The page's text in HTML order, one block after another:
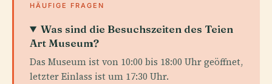
HÄUFIGE FRAGEN
Was sind die Besuchszeiten des Teien
Art Museum?
Das Museum ist von 10:00 bis 18:00 Uhr geöffnet,
letzter Einlass ist um 17:30 Uhr.